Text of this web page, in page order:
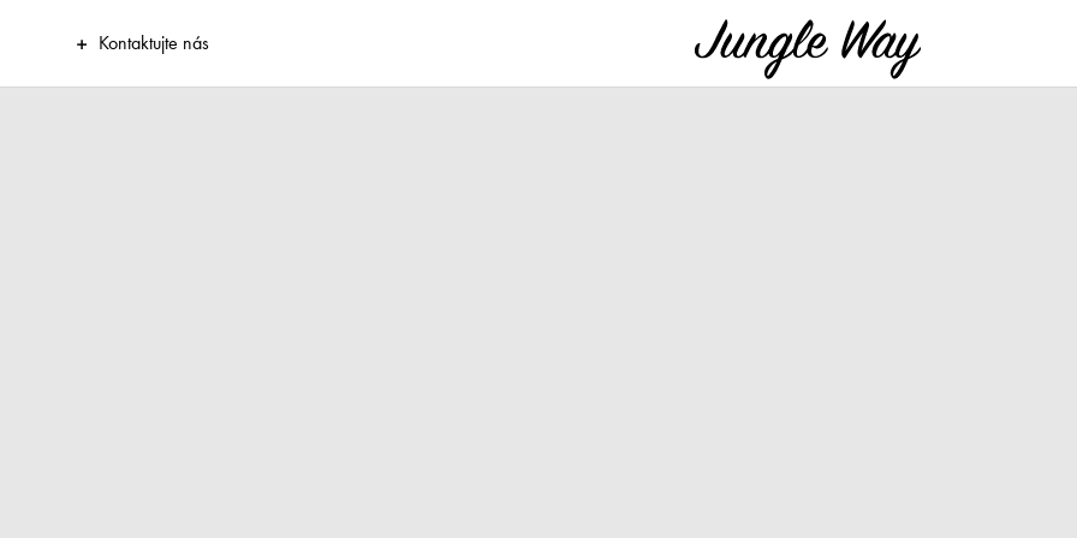
Kontaktujte nás